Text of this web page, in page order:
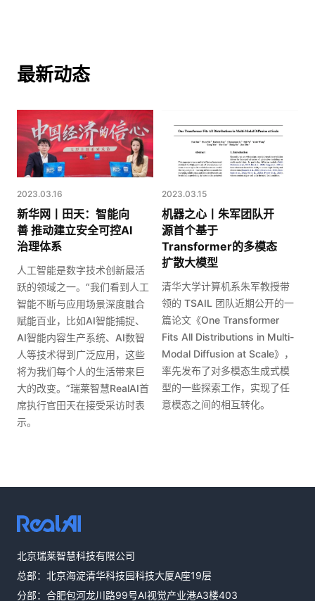
最新动态
2023.03.16
新华网丨田天：智能向
善 推动建立安全可控AI
治理体系
人工智能是数字技术创新最活
跃的领域之一。“我们看到人工
智能不断与应用场景深度融合
赋能百业，比如AI智能捕捉、
AI智能内容生产系统、AI数智
人等技术得到广泛应用，这些
将为我们每个人的生活带来巨
大的改变。”瑞莱智慧RealAI首
席执行官田天在接受采访时表
示。
2023.03.15
机器之心丨朱军团队开
源首个基于
Transformer的多模态
扩散大模型
清华大学计算机系朱军教授带
领的 TSAIL 团队近期公开的一
篇论文《One Transformer
Fits All Distributions in Multi-
Modal Diffusion at Scale》，
率先发布了对多模态生成式模
型的一些探索工作，实现了任
意模态之间的相互转化。
北京瑞莱智慧科技有限公司
总部：北京海淀清华科技园科技大厦A座19层
分部：合肥包河龙川路99号AI视觉产业港A3楼403
邮件咨询